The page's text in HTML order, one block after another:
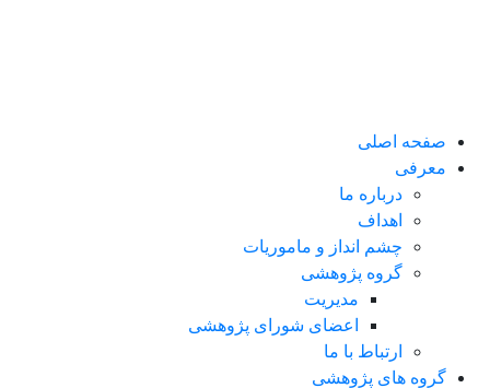
صفحه اصلی
معرفی
درباره ما
اهداف
چشم انداز و ماموریات
گروه پژوهشی
مدیریت
اعضای شورای پژوهشی
ارتباط با ما
گروه های پژوهشی